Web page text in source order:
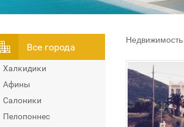
Всe города
Халкидики
Афины
Салоники
Пелопоннес
Недвижимость